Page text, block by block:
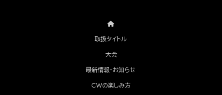
取扱タイトル
大会
最新情報・お知らせ
CWの楽しみ方